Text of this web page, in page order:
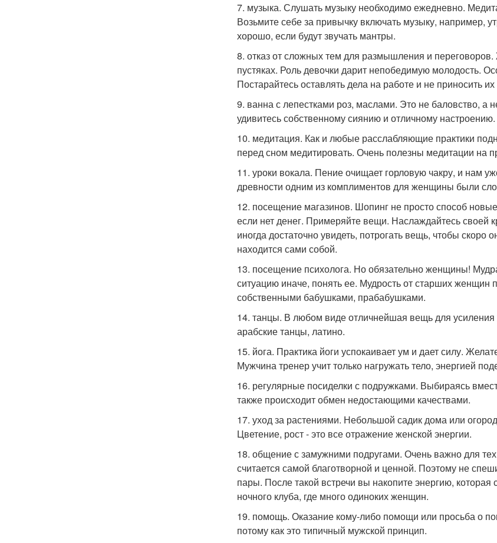
7. музыка. Слушать музыку необходимо ежедневно.
Возьмите себе за привычку включать музыку, например,
хорошо, если будут звучать мантры.
8. отказ от сложных тем для размышления и
пустяках. Роль девочки дарит непобедимую молодость.
Постарайтесь оставлять дела на работе и не приносить
9. ванна с лепестками роз, маслами. Это не баловство, а
удивитесь собственному сиянию и отличному настроению.
10. медитация. Как и любые расслабляющие практики
перед сном медитировать. Очень полезны медитации на
11. уроки вокала. Пение очищает горловую чакру, и нам
древности одним из комплиментов для женщины были
12. посещение магазинов. Шопинг не просто способ
если нет денег. Примеряйте вещи. Наслаждайтесь своей
иногда достаточно увидеть, потрогать вещь, чтобы
находится сами собой.
13. посещение психолога. Но обязательно женщины!
ситуацию иначе, понять ее. Мудрость от старших женщин
собственными бабушками, прабабушками.
14. танцы. В любом виде отличнейшая вещь для
арабские танцы, латино.
15. йога. Практика йоги успокаивает ум и дает силу.
Мужчина тренер учит только нагружать тело, энергией
16. регулярные посиделки с подружками. Выбираясь
также происходит обмен недостающими качествами.
17. уход за растениями. Небольшой садик дома или
Цветение, рост - это все отражение женской энергии.
18. общение с замужними подругами. Очень важно для
считается самой благотворной и ценной. Поэтому не
пары. После такой встречи вы накопите энергию,
ночного клуба, где много одиноких женщин.
19. помощь. Оказание кому-либо помощи или просьба о
потому как это типичный мужской принцип.